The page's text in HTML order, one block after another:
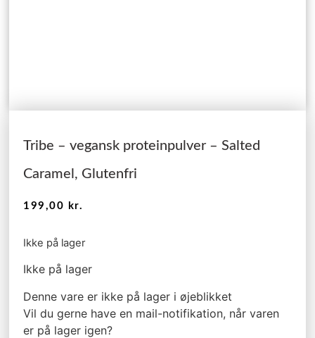
Tribe – vegansk proteinpulver – Salted
Caramel, Glutenfri
199,00 kr.
Ikke på lager
Ikke på lager
Denne vare er ikke på lager i øjeblikket
Vil du gerne have en mail-notifikation, når varen
er på lager igen?